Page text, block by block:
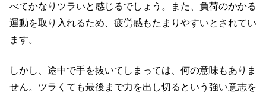
べてかなりツラいと感じるでしょう。また、負荷のかかる
運動を取り入れるため、疲労感もたまりやすいとされてい
ます。
しかし、途中で手を抜いてしまっては、何の意味もありま
せん。ツラくても最後まで力を出し切るという強い意志を